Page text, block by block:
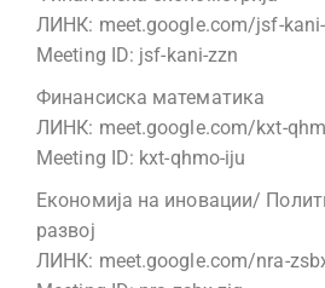
ЛИНК: meet.google.com/jsf-
Meeting ID: jsf-kani-zzn
Финансиска математика
ЛИНК: meet.google.com/kxt-
Meeting ID: kxt-qhmo-iju
Економија на иновации/
развој
ЛИНК: meet.google.com/nra-